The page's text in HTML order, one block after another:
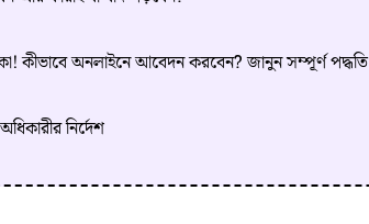
কীভাবে অনলাইনে আবেদন করবেন? জানুন সম্পূর্ণ পদ্ধতি
নির্দেশ